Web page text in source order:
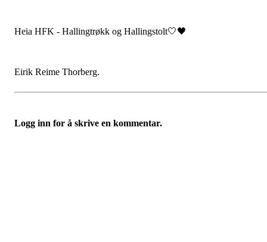
Heia HFK - Hallingtrøkk og Hallingstolt🤍🖤
Eirik Reime Thorberg.
Logg inn for å skrive en kommentar.